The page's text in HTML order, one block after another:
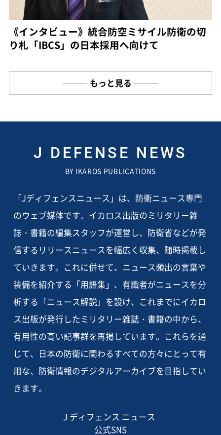
《インタビュー》統合防空ミサイル防衛の切
り札「IBCS」の日本採用へ向けて
もっと見る
J DEFENSE NEWS
BY IKAROS PUBLICATIONS
「Jディフェンスニュース」は、防衛ニュース専門
のウェブ媒体です。イカロス出版のミリタリー雑
誌・書籍の編集スタッフが運営し、防衛省などが発
信するリリースニュースを幅広く収集、随時掲載し
ていきます。これに併せて、ニュース頻出の言葉や
装備を紹介する「用語集」、有識者がニュースを分
析する「ニュース解説」を設け、これまでにイカロ
ス出版が発行したミリタリー雑誌・書籍の中から、
有用性の高い記事群を再掲しています。これらを通
じて、日本の防衛に関わるすべての方々にとって有
用な、防衛情報のデジタルアーカイブを目指してい
きます。
J ディフェンス ニュース
公式SNS